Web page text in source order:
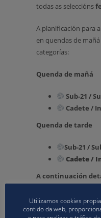
todas as seleccións
A planificación para
en quendas de
categorías:
Quenda de mañá
Sub-21 /
Cadete /
Quenda de tarde
Sub-21 /
Cadete /
A continuación
Utilizamos cookies
contido da web,